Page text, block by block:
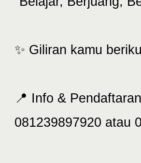
✨ Giliran kamu
📍 Info &
081239897920 atau